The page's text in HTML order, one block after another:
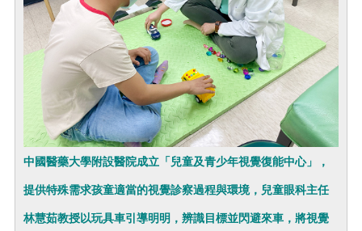
中國醫藥大學附設醫院成立「兒童及青少年視覺復能中心」，
提供特殊需求孩童適當的視覺診察過程與環境，兒童眼科主任
林慧茹教授以玩具車引導明明，辨識目標並閃避來車，將視覺